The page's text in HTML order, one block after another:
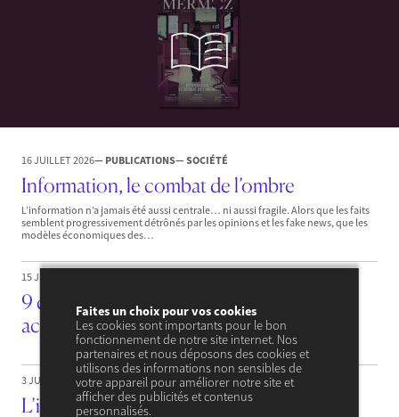
16 JUILLET 2026— PUBLICATIONS— SOCIÉTÉ
Information, le combat de l’ombre
L’information n’a jamais été aussi centrale… ni aussi fragile. Alors que les faits
semblent progressivement détrônés par les opinions et les fake news, que les
modèles économiques des…
15 JUIN 2026
9 caractéristiques qui rendent la période
actuelle particulière
3 JUIN 2026 — PUBLICATIONS— ENVIRONNEMENT & ÉNERGIE
L’impact de la bataille des ressources
Faites un choix pour vos cookies
Les cookies sont importants pour le bon
fonctionnement de notre site internet. Nos
partenaires et nous déposons des cookies et
utilisons des informations non sensibles de
votre appareil pour améliorer notre site et
afficher des publicités et contenus
personnalisés.